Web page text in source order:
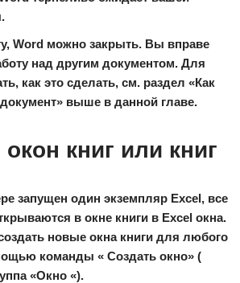
Word можно закрыть. Вы вправе
над другим документом. Для
как это сделать, см. раздел «Как
выше в данной главе.
книг или книг
запущен один экземпляр Excel, все
в окне книги в Excel окна.
новые окна книги для любого
команды « Создать окно» (
«Окно «).